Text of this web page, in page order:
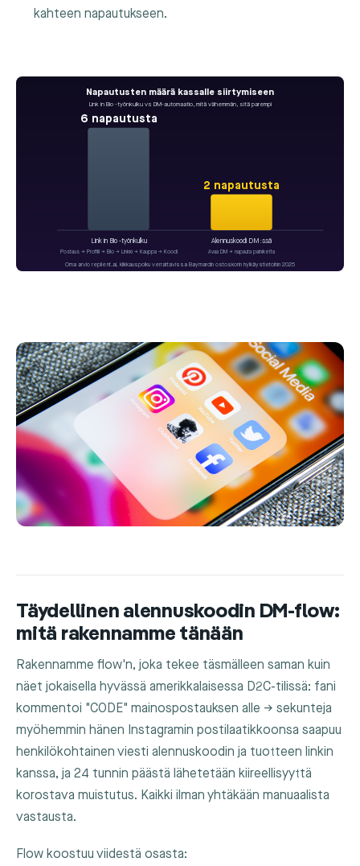
kahteen napautukseen.
Napautusten määrä kassalle siirtymiseen
Link in Bio -työnkulku vs DM-automaatio, mitä vähemmän, sitä parempi
6 napautusta
Link in Bio -työnkulku
Postaus → Profiili → Bio → Linkki → Kauppa → Koodi
2 napautusta
Alennuskoodi DM:ssä
Avaa DM → napauta painiketta
Oma arvio replient.ai, klikkauspolku verrattavissa Baymardin ostoskorin hylkäystietoihin 2025
Täydellinen alennuskoodin DM-flow:
mitä rakennamme tänään
Rakennamme flow'n, joka tekee täsmälleen saman kuin
näet jokaisella hyvässä amerikkalaisessa D2C-tilissä: fani
kommentoi "CODE" mainospostauksen alle → sekunteja
myöhemmin hänen Instagramin postilaatikkoonsa saapuu
henkilökohtainen viesti alennuskoodin ja tuotteen linkin
kanssa, ja 24 tunnin päästä lähetetään kiireellisyyttä
korostava muistutus. Kaikki ilman yhtäkään manuaalista
vastausta.
Flow koostuu viidestä osasta: